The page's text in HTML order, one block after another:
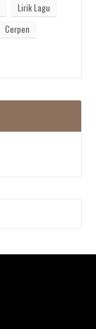
Lirik Lagu
Cerpen